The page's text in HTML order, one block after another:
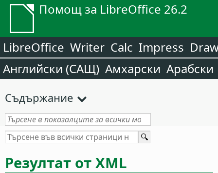
Помощ за LibreOffice 26.2
LibreOffice Writer Calc Impress
Английски (САЩ) Амхарски Арабски
Съдържание
Резултат от XML